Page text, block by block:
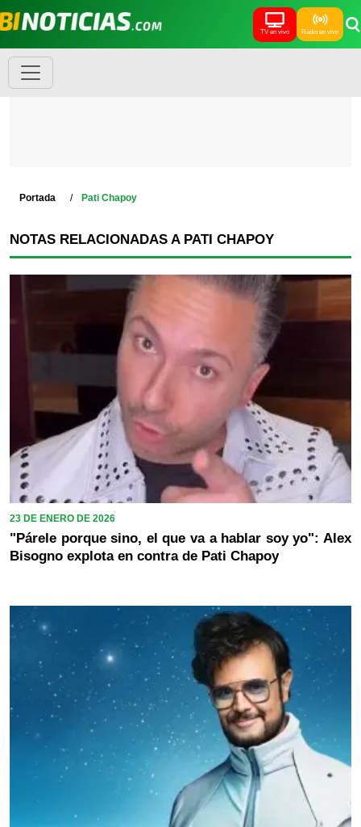
TV en vivo Radio en vivo
Portada Pati Chapoy
NOTAS RELACIONADAS A PATI CHAPOY
23 DE ENERO DE 2026
"Párele porque sino, el que va a hablar soy yo": Alex
Bisogno explota en contra de Pati Chapoy